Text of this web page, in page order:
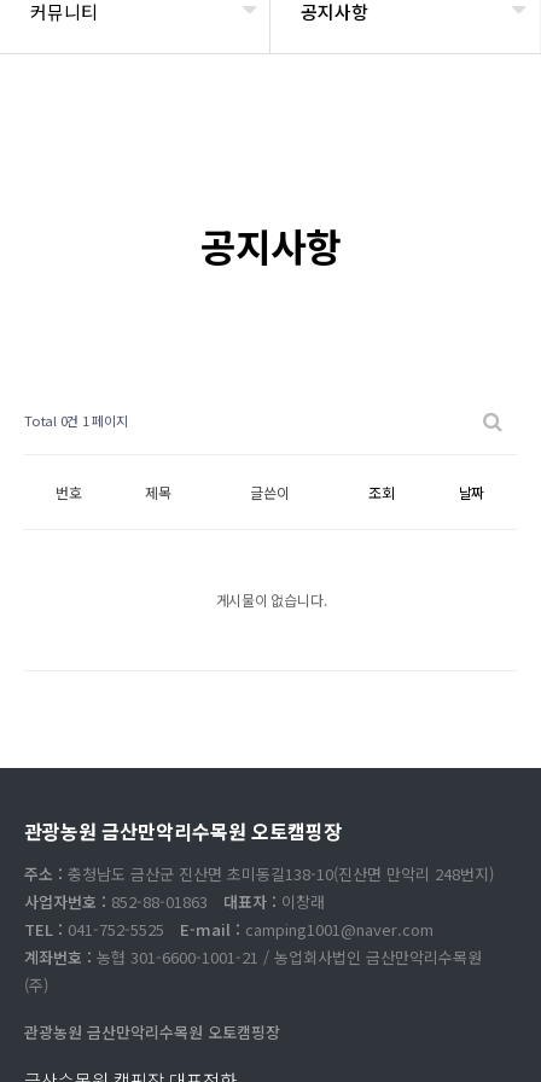
커뮤니티 공지사항
공지사항
Total 0건 1 페이지
번호 제목 글쓴이 조회 날짜
게시물이 없습니다.
관광농원 금산만악리수목원 오토캠핑장
주소 : 충청남도 금산군 진산면 초미동길138-10(진산면 만악리 248번지)
사업자번호 : 852-88-01863 대표자 : 이창래
TEL : 041-752-5525 E-mail : camping1001@naver.com
계좌번호 : 농협 301-6600-1001-21 / 농업회사법인 금산만악리수목원
(주)
관광농원 금산만악리수목원 오토캠핑장